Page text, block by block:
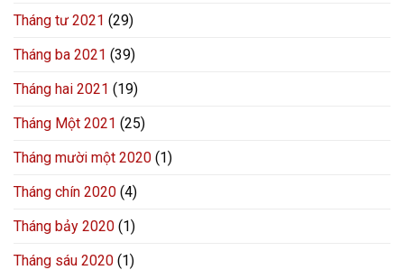
Tháng tư 2021 (29)
Tháng ba 2021 (39)
Tháng hai 2021 (19)
Tháng Một 2021 (25)
Tháng mười một 2020 (1)
Tháng chín 2020 (4)
Tháng bảy 2020 (1)
Tháng sáu 2020 (1)